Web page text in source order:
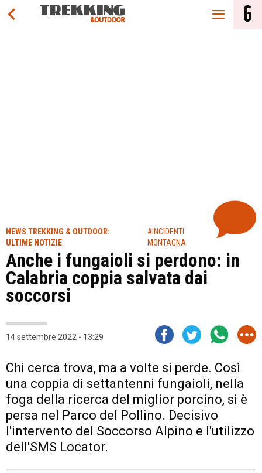
NEWS TREKKING & OUTDOOR:
ULTIME NOTIZIE
#INCIDENTI
MONTAGNA
Anche i fungaioli si perdono: in
Calabria coppia salvata dai
soccorsi
14 settembre 2022 - 13:29
Chi cerca trova, ma a volte si perde. Così
una coppia di settantenni fungaioli, nella
foga della ricerca del miglior porcino, si è
persa nel Parco del Pollino. Decisivo
l'intervento del Soccorso Alpino e l'utilizzo
dell'SMS Locator.